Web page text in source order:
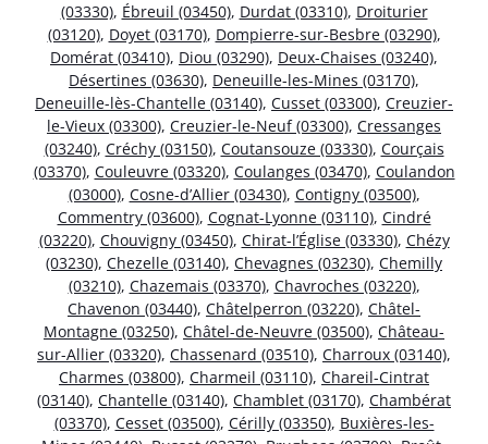
(03330), Ébreuil (03450), Durdat (03310), Droiturier
(03120), Doyet (03170), Dompierre-sur-Besbre (03290),
Domérat (03410), Diou (03290), Deux-Chaises (03240),
Désertines (03630), Deneuille-les-Mines (03170),
Deneuille-lès-Chantelle (03140), Cusset (03300), Creuzier-
le-Vieux (03300), Creuzier-le-Neuf (03300), Cressanges
(03240), Créchy (03150), Coutansouze (03330), Courçais
(03370), Couleuvre (03320), Coulanges (03470), Coulandon
(03000), Cosne-d’Allier (03430), Contigny (03500),
Commentry (03600), Cognat-Lyonne (03110), Cindré
(03220), Chouvigny (03450), Chirat-l’Église (03330), Chézy
(03230), Chezelle (03140), Chevagnes (03230), Chemilly
(03210), Chazemais (03370), Chavroches (03220),
Chavenon (03440), Châtelperron (03220), Châtel-
Montagne (03250), Châtel-de-Neuvre (03500), Château-
sur-Allier (03320), Chassenard (03510), Charroux (03140),
Charmes (03800), Charmeil (03110), Chareil-Cintrat
(03140), Chantelle (03140), Chamblet (03170), Chambérat
(03370), Cesset (03500), Cérilly (03350), Buxières-les-